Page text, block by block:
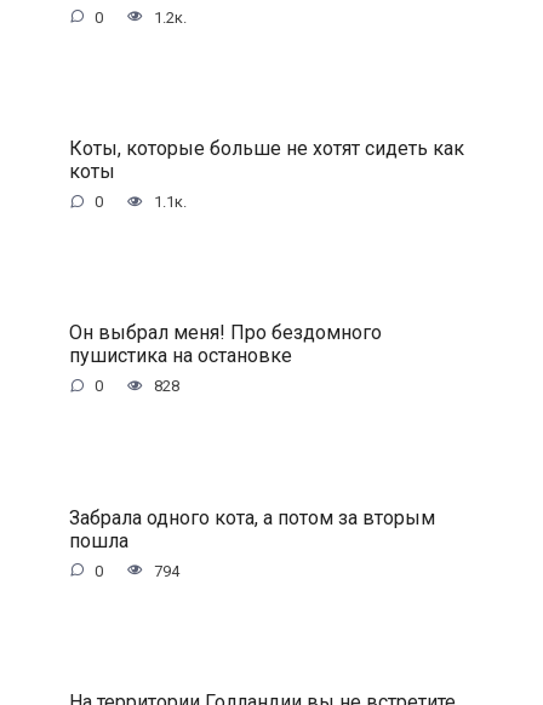
0 1.2к.
Коты, которые больше не хотят сидеть как
коты
0 1.1к.
Он выбрал меня! Про бездомного
пушистика на остановке
0 828
Забрала одного кота, а потом за вторым
пошла
0 794